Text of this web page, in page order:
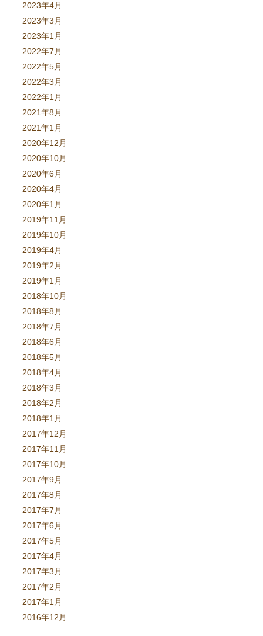
2023年4月
2023年3月
2023年1月
2022年7月
2022年5月
2022年3月
2022年1月
2021年8月
2021年1月
2020年12月
2020年10月
2020年6月
2020年4月
2020年1月
2019年11月
2019年10月
2019年4月
2019年2月
2019年1月
2018年10月
2018年8月
2018年7月
2018年6月
2018年5月
2018年4月
2018年3月
2018年2月
2018年1月
2017年12月
2017年11月
2017年10月
2017年9月
2017年8月
2017年7月
2017年6月
2017年5月
2017年4月
2017年3月
2017年2月
2017年1月
2016年12月